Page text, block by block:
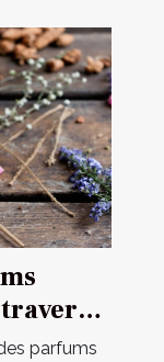
parfums